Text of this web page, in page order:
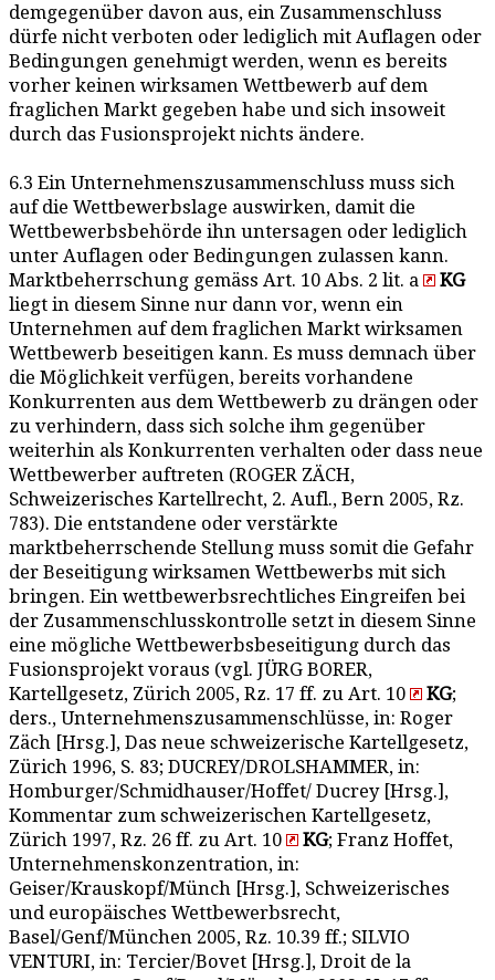
demgegenüber davon aus, ein Zusammenschluss
dürfe nicht verboten oder lediglich mit Auflagen oder
Bedingungen genehmigt werden, wenn es bereits
vorher keinen wirksamen Wettbewerb auf dem
fraglichen Markt gegeben habe und sich insoweit
durch das Fusionsprojekt nichts ändere.
6.3 Ein Unternehmenszusammenschluss muss sich
auf die Wettbewerbslage auswirken, damit die
Wettbewerbsbehörde ihn untersagen oder lediglich
unter Auflagen oder Bedingungen zulassen kann.
Marktbeherrschung gemäss Art. 10 Abs. 2 lit. a
KG
liegt in diesem Sinne nur dann vor, wenn ein
Unternehmen auf dem fraglichen Markt wirksamen
Wettbewerb beseitigen kann. Es muss demnach über
die Möglichkeit verfügen, bereits vorhandene
Konkurrenten aus dem Wettbewerb zu drängen oder
zu verhindern, dass sich solche ihm gegenüber
weiterhin als Konkurrenten verhalten oder dass neue
Wettbewerber auftreten (ROGER ZÄCH,
Schweizerisches Kartellrecht, 2. Aufl., Bern 2005, Rz.
783). Die entstandene oder verstärkte
marktbeherrschende Stellung muss somit die Gefahr
der Beseitigung wirksamen Wettbewerbs mit sich
bringen. Ein wettbewerbsrechtliches Eingreifen bei
der Zusammenschlusskontrolle setzt in diesem Sinne
eine mögliche Wettbewerbsbeseitigung durch das
Fusionsprojekt voraus (vgl. JÜRG BORER,
Kartellgesetz, Zürich 2005, Rz. 17 ff. zu Art. 10
KG;
ders., Unternehmenszusammenschlüsse, in: Roger
Zäch [Hrsg.], Das neue schweizerische Kartellgesetz,
Zürich 1996, S. 83; DUCREY/DROLSHAMMER, in:
Homburger/Schmidhauser/Hoffet/ Ducrey [Hrsg.],
Kommentar zum schweizerischen Kartellgesetz,
Zürich 1997, Rz. 26 ff. zu Art. 10
KG; Franz Hoffet,
Unternehmenskonzentration, in:
Geiser/Krauskopf/Münch [Hrsg.], Schweizerisches
und europäisches Wettbewerbsrecht,
Basel/Genf/München 2005, Rz. 10.39 ff.; SILVIO
VENTURI, in: Tercier/Bovet [Hrsg.], Droit de la